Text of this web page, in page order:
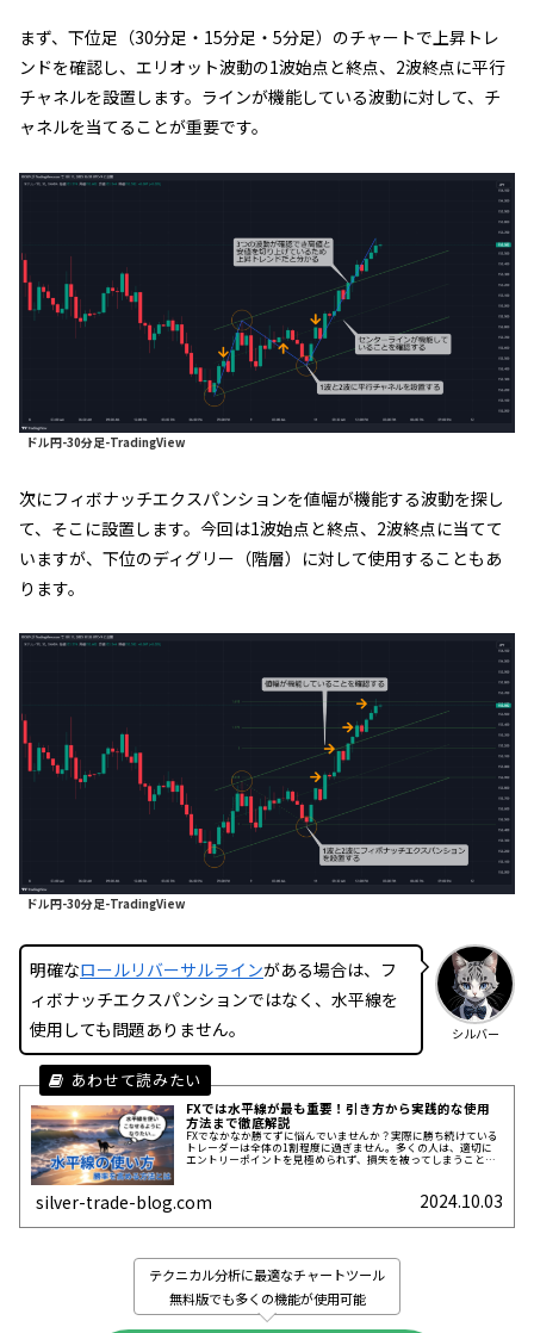
まず、下位足（30分足・15分足・5分足）のチャートで上昇トレ
ンドを確認し、エリオット波動の1波始点と終点、2波終点に平行
チャネルを設置します。ラインが機能している波動に対して、チ
ャネルを当てることが重要です。
ドル円-30分足-TradingView
次にフィボナッチエクスパンションを値幅が機能する波動を探し
て、そこに設置します。今回は1波始点と終点、2波終点に当てて
いますが、下位のディグリー（階層）に対して使用することもあ
ります。
ドル円-30分足-TradingView
シルバー
明確なロールリバーサルラインがある場合は、フ
ィボナッチエクスパンションではなく、水平線を
使用しても問題ありません。
FXでは水平線が最も重要！引き方から実践的な使用
方法まで徹底解説
FXでなかなか勝てずに悩んでいませんか？実際に勝ち続けている
トレーダーは全体の1割程度に過ぎません。多くの人は、適切に
エントリーポイントを見極められず、損失を被ってしまうことが
より水平線を活用してデイトレードを行っており、安定して利益
を出すことができています。この...
silver-trade-blog.com 2024.10.03
テクニカル分析に最適なチャートツール
無料版でも多くの機能が使用可能